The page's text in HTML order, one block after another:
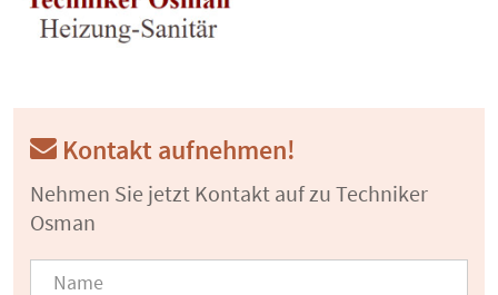
Kontakt aufnehmen!
Nehmen Sie jetzt Kontakt auf zu Techniker
Osman